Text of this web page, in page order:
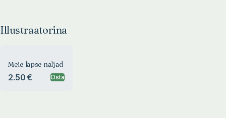
Illustraatorina
Meie lapse naljad
2.50 € Osta